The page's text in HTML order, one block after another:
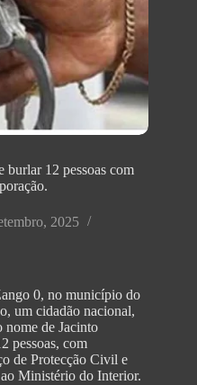
burlar 12 pessoas com
2025
0, no município do
um cidadão nacional,
nome de Jacinto
pessoas, com
de Protecção Civil e
Ministério do Interior.